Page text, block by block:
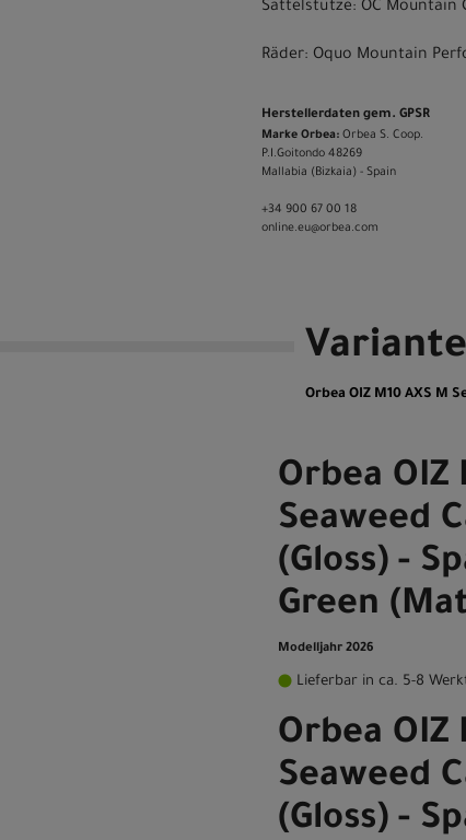
Sattelstütze: OC Mountain
Räder: Oquo Mountain
Herstellerdaten gem. GPSR
Marke Orbea: Orbea S. Coop.
P.I.Goitondo 48269
Mallabia (Bizkaia) - Spain
+34 900 67 00 18
online.eu@orbea.com
Orbea OIZ M10 AXS M
Orbea OIZ
Seaweed
(Gloss) -
Green
Modelljahr 2026
Lieferbar in ca. 5-8
Orbea OIZ
Seaweed
(Gloss) -